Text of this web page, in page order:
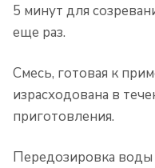
5 минут для
еще раз.
Смесь, готовая к
израсходована в
приготовления.
Передозировка